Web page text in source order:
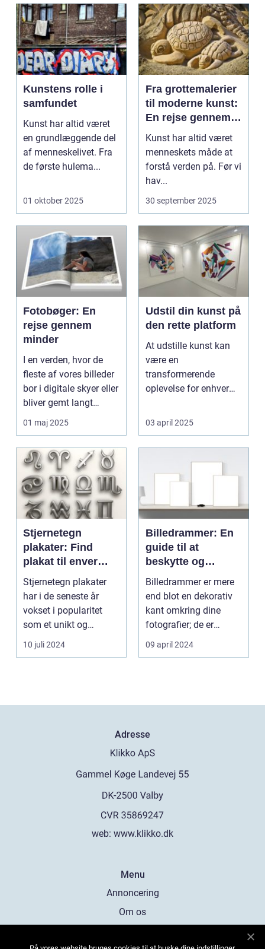
Kunstens rolle i
samfundet
Kunst har altid været
en grundlæggende del
af menneskelivet. Fra
de første hulema...
01 oktober 2025
Fra grottemalerier
til moderne kunst:
En rejse gennem
billedkunstens
udvikling
Kunst har altid været
menneskets måde at
forstå verden på. Før vi
hav...
30 september 2025
Fotobøger: En
rejse gennem
minder
I en verden, hvor de
fleste af vores billeder
bor i digitale skyer eller
bliver gemt langt
væk...
01 maj 2025
Udstil din kunst på
den rette platform
At udstille kunst kan
være en
transformerende
oplevelse for enhver
ikke ...
03 april 2025
Stjernetegn
plakater: Find
plakat til enver
smag
Stjernetegn plakater
har i de seneste år
vokset i popularitet
som et unikt og
personligt indslag i h...
10 juli 2024
Billedrammer: En
guide til at
beskytte og
fremvise dine
minder
Billedrammer er mere
end blot en dekorativ
kant omkring dine
fotografier; de er
nøgleelementer i ind...
09 april 2024
Adresse
web: www.klikko.dk
Menu
Annoncering
Om os